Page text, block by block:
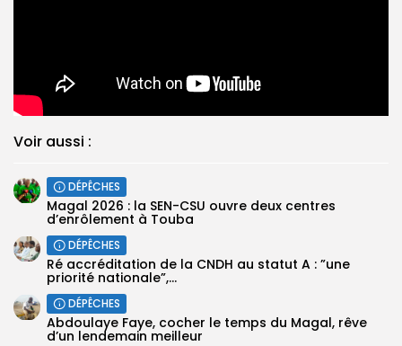
Voir aussi :
DÉPÊCHES
Magal 2026 : la SEN-CSU ouvre deux centres
d’enrôlement à Touba
DÉPÊCHES
Ré accréditation de la CNDH au statut A : ”une
priorité nationale”,...
DÉPÊCHES
Abdoulaye Faye, cocher le temps du Magal, rêve
d’un lendemain meilleur